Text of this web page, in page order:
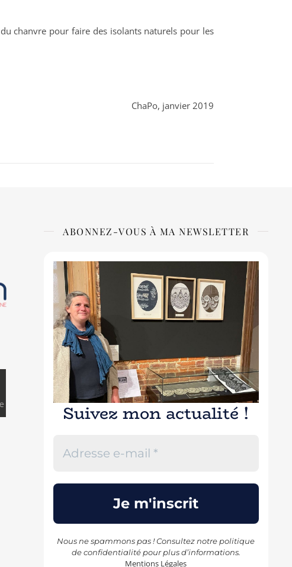
chanvre pour faire des isolants naturels pour les
ChaPo, janvier 2019
ABONNEZ-VOUS À MA NEWSLETTER
Suivez mon actualité !
Nous ne spammons pas ! Consultez notrepolitique
de confidentialitépour plus d’informations.
Mentions Légales